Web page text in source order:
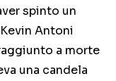
spinto un
Antoni
a morte
una candela